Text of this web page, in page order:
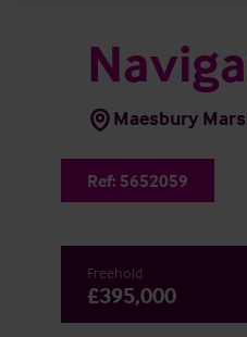
Maesbury
Ref: 5652059
Freehold
£395,000